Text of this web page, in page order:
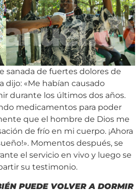
sanada de fuertes dolores de
dijo: «Me habían causado
durante los últimos dos años.
medicamentos para poder
que el hombre de Dios me
de frío en mi cuerpo. ¡Ahora
Momentos después, se
el servicio en vivo y luego se
su testimonio.
PUEDE VOLVER A DORMIR